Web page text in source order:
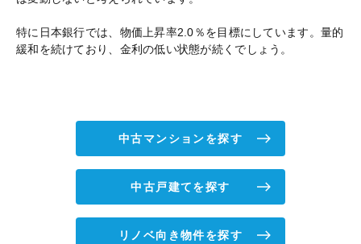
特に日本銀行では、物価上昇率2.0％を目標にしています。量的
緩和を続けており、金利の低い状態が続くでしょう。
中古マンションを探す
中古戸建てを探す
リノベ向き物件を探す